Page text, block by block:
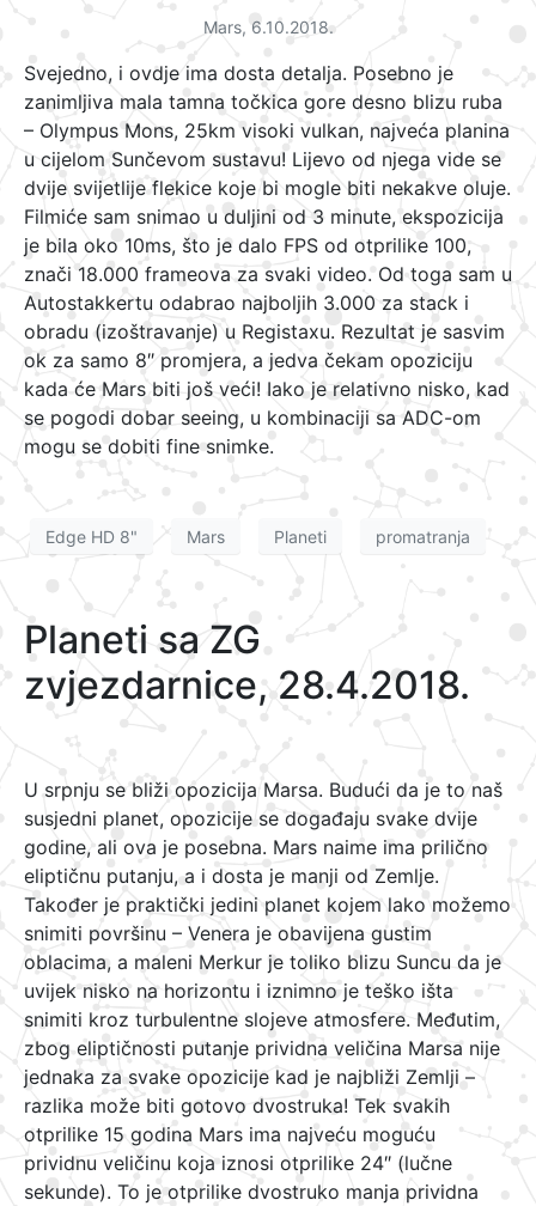
Mars, 6.10.2018.
Svejedno, i ovdje ima dosta detalja. Posebno je
zanimljiva mala tamna točkica gore desno blizu ruba
– Olympus Mons, 25km visoki vulkan, najveća planina
u cijelom Sunčevom sustavu! Lijevo od njega vide se
dvije svijetlije flekice koje bi mogle biti nekakve oluje.
Filmiće sam snimao u duljini od 3 minute, ekspozicija
je bila oko 10ms, što je dalo FPS od otprilike 100,
znači 18.000 frameova za svaki video. Od toga sam u
Autostakkertu odabrao najboljih 3.000 za stack i
obradu (izoštravanje) u Registaxu. Rezultat je sasvim
ok za samo 8″ promjera, a jedva čekam opoziciju
kada će Mars biti još veći! Iako je relativno nisko, kad
se pogodi dobar seeing, u kombinaciji sa ADC-om
mogu se dobiti fine snimke.
Edge HD 8" Mars Planeti promatranja
Planeti sa ZG
zvjezdarnice, 28.4.2018.
U srpnju se bliži opozicija Marsa. Budući da je to naš
susjedni planet, opozicije se događaju svake dvije
godine, ali ova je posebna. Mars naime ima prilično
eliptičnu putanju, a i dosta je manji od Zemlje.
Također je praktički jedini planet kojem lako možemo
snimiti površinu – Venera je obavijena gustim
oblacima, a maleni Merkur je toliko blizu Suncu da je
uvijek nisko na horizontu i iznimno je teško išta
snimiti kroz turbulentne slojeve atmosfere. Međutim,
zbog eliptičnosti putanje prividna veličina Marsa nije
jednaka za svake opozicije kad je najbliži Zemlji –
razlika može biti gotovo dvostruka! Tek svakih
otprilike 15 godina Mars ima najveću moguću
prividnu veličinu koja iznosi otprilike 24″ (lučne
sekunde). To je otprilike dvostruko manja prividna